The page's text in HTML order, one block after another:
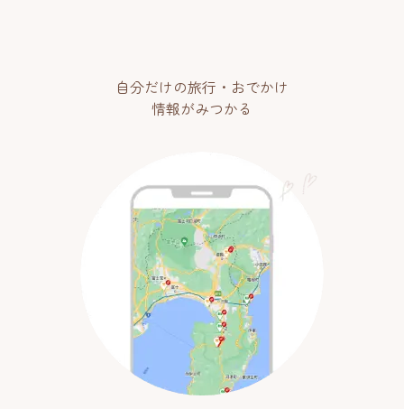
自分だけの旅行・おでかけ
情報がみつかる